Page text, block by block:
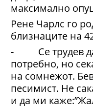
максимално
Рене Чарлс го
близнаците на
- Се трудев да
потребно, но
на сомнежот.
песимист. Не
и да ми